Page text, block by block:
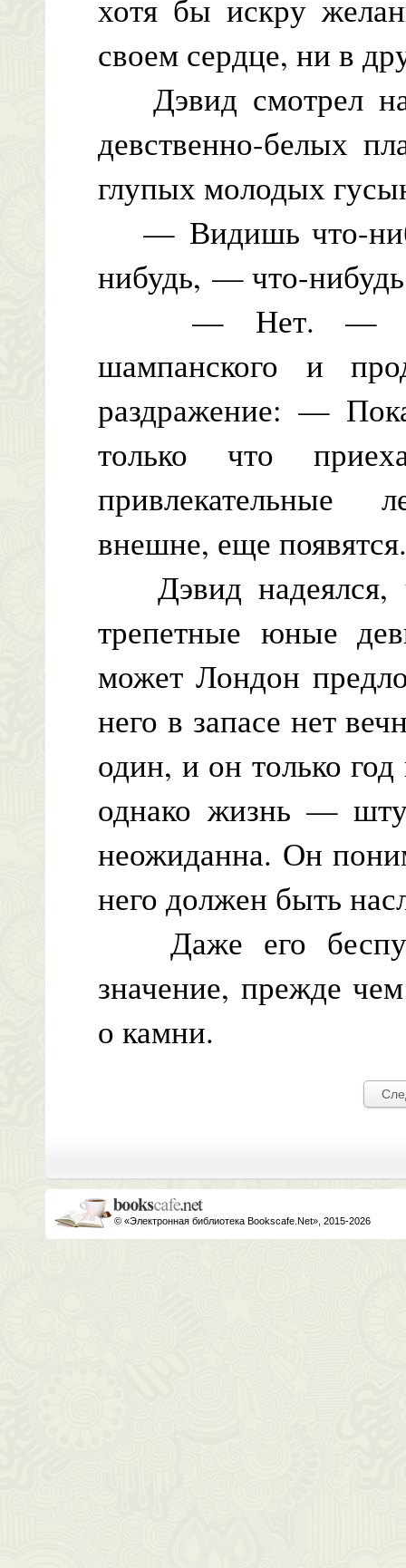
хотя бы искру
своем сердце, ни в
Дэвид смотрел
девственно-белых
глупых молодых
— Видишь что-
нибудь, — что-
— Нет. —
шампанского и
раздражение: —
только что
привлекательные
внешне, еще
Дэвид надеялся,
трепетные юные
может Лондон
него в запасе нет
один, и он только
однако жизнь —
неожиданна. Он
него должен быть
Даже его
значение, прежде
о камни.
© «Электронная библиотека Bookscafe.Net», 2015-2026